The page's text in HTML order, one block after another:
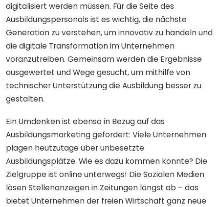
digitalisiert werden müssen. Für die Seite des
Ausbildungspersonals ist es wichtig, die nächste
Generation zu verstehen, um innovativ zu handeln und
die digitale Transformation im Unternehmen
voranzutreiben. Gemeinsam werden die Ergebnisse
ausgewertet und Wege gesucht, um mithilfe von
technischer Unterstützung die Ausbildung besser zu
gestalten.
Ein Umdenken ist ebenso in Bezug auf das
Ausbildungsmarketing gefordert: Viele Unternehmen
plagen heutzutage über unbesetzte
Ausbildungsplätze. Wie es dazu kommen konnte? Die
Zielgruppe ist online unterwegs! Die Sozialen Medien
lösen Stellenanzeigen in Zeitungen längst ab – das
bietet Unternehmen der freien Wirtschaft ganz neue